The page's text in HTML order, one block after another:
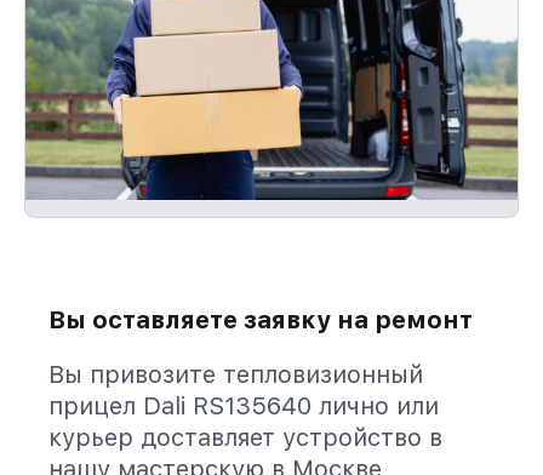
Вы оставляете заявку на ремонт
Вы привозите тепловизионный
прицел Dali RS135640 лично или
курьер доставляет устройство в
нашу мастерскую в Москве